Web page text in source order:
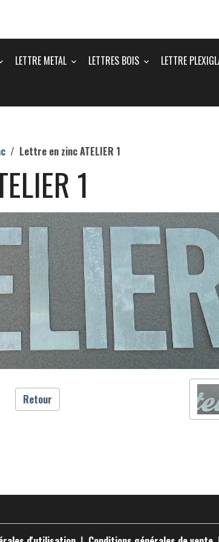
LETTRE METAL LETTRES BOIS LETTRE
Lettre en zinc ATELIER 1
1
Retour